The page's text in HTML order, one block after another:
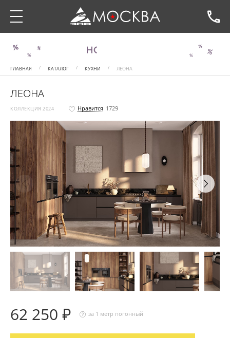
ГЛАВНАЯ КАТАЛОГ КУХНИ ЛЕОНА
ЛЕОНА
КОЛЛЕКЦИЯ 2024 Нравится 1729
62 250 ₽ за 1 метр погонный